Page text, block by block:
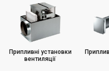
Припливні установки
вентиляції